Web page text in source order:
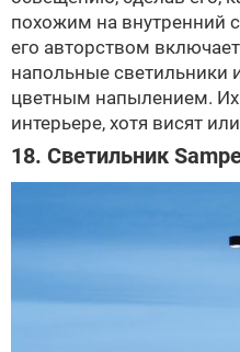
похожим на внутренний
его авторством
напольные светильники
цветным напылением. Их
интерьере, хотя висят
18. Светильник